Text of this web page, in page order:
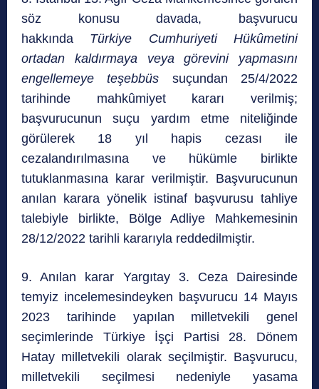
söz konusu davada, başvurucu
hakkında Türkiye Cumhuriyeti Hükûmetini
ortadan kaldırmaya veya görevini yapmasını
engellemeye teşebbüs suçundan 25/4/2022
tarihinde mahkûmiyet kararı verilmiş;
başvurucunun suçu yardım etme niteliğinde
görülerek 18 yıl hapis cezası ile
cezalandırılmasına ve hükümle birlikte
tutuklanmasına karar verilmiştir. Başvurucunun
anılan karara yönelik istinaf başvurusu tahliye
talebiyle birlikte, Bölge Adliye Mahkemesinin
28/12/2022 tarihli kararıyla reddedilmiştir.
9. Anılan karar Yargıtay 3. Ceza Dairesinde
temyiz incelemesindeyken başvurucu 14 Mayıs
2023 tarihinde yapılan milletvekili genel
seçimlerinde Türkiye İşçi Partisi 28. Dönem
Hatay milletvekili olarak seçilmiştir. Başvurucu,
milletvekili seçilmesi nedeniyle yasama